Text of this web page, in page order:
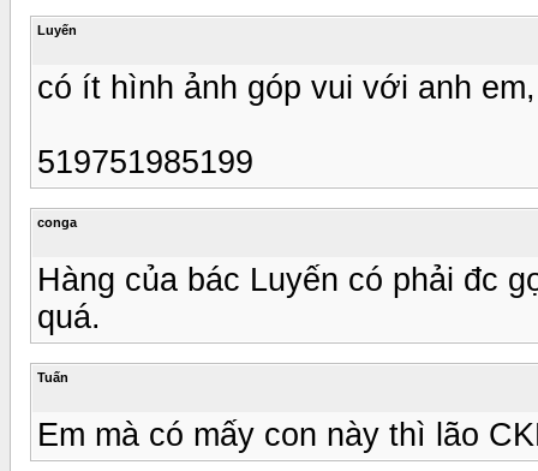
Luyến
có ít hình ảnh góp vui với anh
519751985199
conga
Hàng của bác Luyến có phải đc
quá.
Tuấn
Em mà có mấy con này thì lão